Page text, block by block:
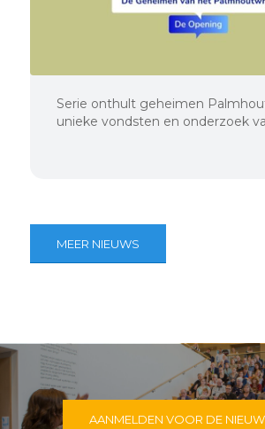
Serie onthult geheimen
unieke vondsten en onderzoek
MEER NIEUWS
AANMELDEN VOOR DE